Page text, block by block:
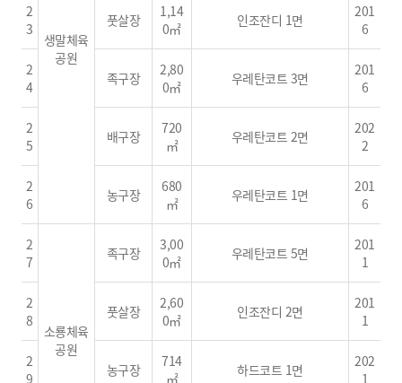
생말체육
공원
2
3
풋살장
1,14
0㎡
인조잔디 1면
201
6
2
4
족구장
2,80
0㎡
우레탄코트 3면
201
6
2
5
배구장
720
㎡
우레탄코트 2면
202
2
2
6
농구장
680
㎡
우레탄코트 1면
201
6
2
7
소룡체육
공원
족구장
3,00
0㎡
우레탄코트 5면
201
1
2
8
풋살장
2,60
0㎡
인조잔디 2면
201
1
2
9
농구장
714
㎡
하드코트 1면
202
1